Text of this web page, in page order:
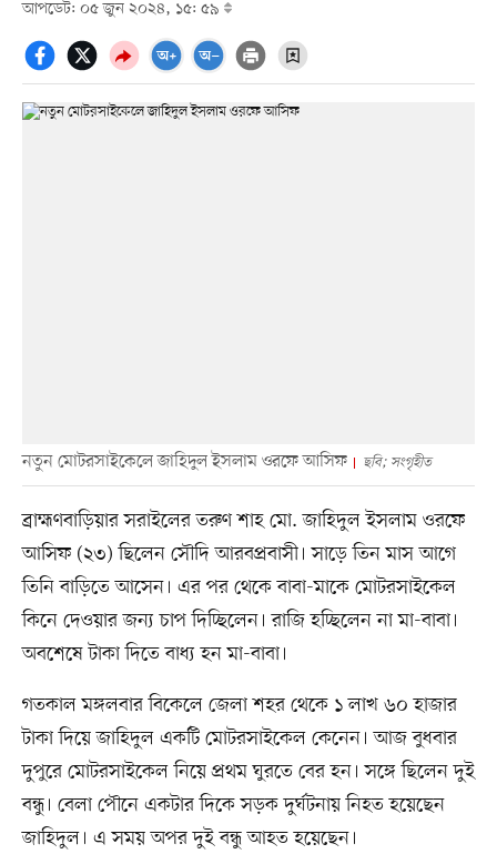
আপডেট: ০৫ জুন ২০২৪, ১৫: ৫৯
নতুন মোটরসাইকেলে জাহিদুল ইসলাম ওরফে আসিফ ছবি; সংগৃহীত
ব্রাহ্মণবাড়িয়ার সরাইলের তরুণ শাহ মো. জাহিদুল ইসলাম ওরফে
আসিফ (২৩) ছিলেন সৌদি আরবপ্রবাসী। সাড়ে তিন মাস আগে
তিনি বাড়িতে আসেন। এর পর থেকে বাবা-মাকে মোটরসাইকেল
কিনে দেওয়ার জন্য চাপ দিচ্ছিলেন। রাজি হচ্ছিলেন না মা-বাবা।
অবশেষে টাকা দিতে বাধ্য হন মা-বাবা।
গতকাল মঙ্গলবার বিকেলে জেলা শহর থেকে ১ লাখ ৬০ হাজার
টাকা দিয়ে জাহিদুল একটি মোটরসাইকেল কেনেন। আজ বুধবার
দুপুরে মোটরসাইকেল নিয়ে প্রথম ঘুরতে বের হন। সঙ্গে ছিলেন দুই
বন্ধু। বেলা পৌনে একটার দিকে সড়ক দুর্ঘটনায় নিহত হয়েছেন
জাহিদুল। এ সময় অপর দুই বন্ধু আহত হয়েছেন।